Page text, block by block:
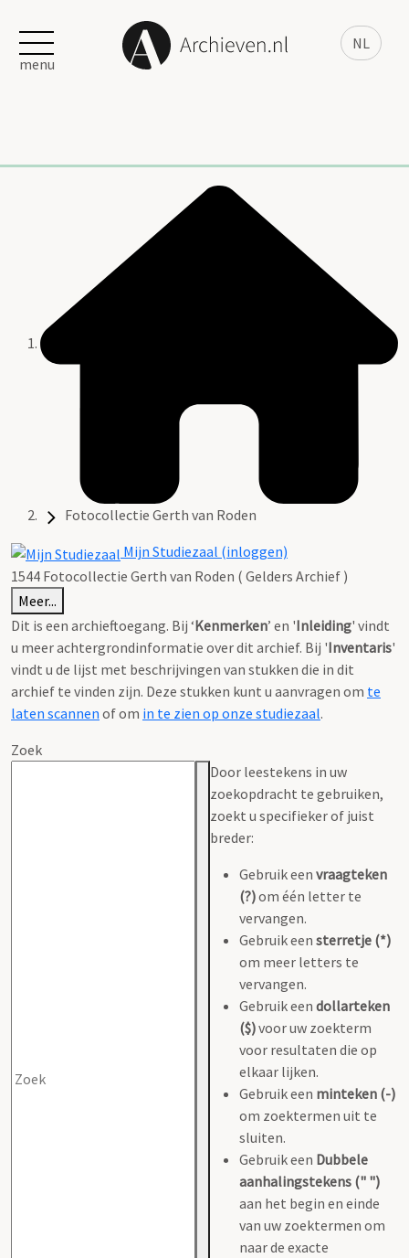
NL
menu
Fotocollectie Gerth van Roden
Mijn Studiezaal (inloggen)
1544 Fotocollectie Gerth van Roden ( Gelders Archief )
Meer...
Dit is een archieftoegang. Bij ‘Kenmerken’ en 'Inleiding' vindt
u meer achtergrondinformatie over dit archief. Bij 'Inventaris'
vindt u de lijst met beschrijvingen van stukken die in dit
archief te vinden zijn. Deze stukken kunt u aanvragen om te
laten scannen of om in te zien op onze studiezaal.
Zoek
Door leestekens in uw
zoekopdracht te gebruiken,
zoekt u specifieker of juist
breder:
Gebruik een vraagteken
(?)om één letter te
vervangen.
Gebruik een sterretje (*)
om meer letters te
vervangen.
Gebruik een dollarteken
($)voor uw zoekterm
voor resultaten die op
elkaar lijken.
Gebruik een minteken (-)
om zoektermen uit te
sluiten.
Gebruik een Dubbele
aanhalingstekens (" ")
aan het begin en einde
van uw zoektermen om
naar de exacte